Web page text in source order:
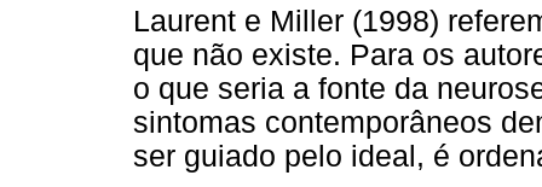
Laurent e Miller (1998)
que não existe. Para os
o que seria a fonte da
sintomas contemporâneos
ser guiado pelo ideal, é